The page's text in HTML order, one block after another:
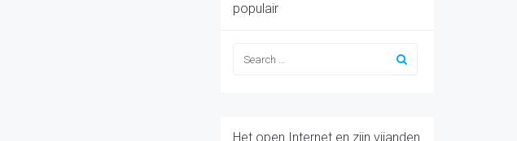
populair
Het open Internet en zijn vijanden